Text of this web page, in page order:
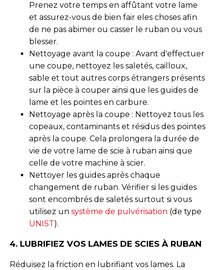
Prenez votre temps en affûtant votre lame
et assurez-vous de bien fair eles choses afin
de ne pas abimer ou casser le ruban ou vous
blesser.
Nettoyage avant la coupe : Avant d'effectuer
une coupe, nettoyez les saletés, cailloux,
sable et tout autres corps étrangers présents
sur la pièce à couper ainsi que les guides de
lame et les pointes en carbure.
Nettoyage après la coupe : Nettoyez tous les
copeaux, contaminants et résidus des pointes
après la coupe. Cela prolongera la durée de
vie de votre lame de scie à ruban ainsi que
celle de votre machine à scier.
Nettoyer les guides après chaque
changement de ruban. Vérifier si les guides
sont encombrés de saletés surtout si vous
utilisez un système de pulvérisation (de type
UNIST).
4. LUBRIFIEZ VOS LAMES DE SCIES À RUBAN
Réduisez la friction en lubrifiant vos lames. La